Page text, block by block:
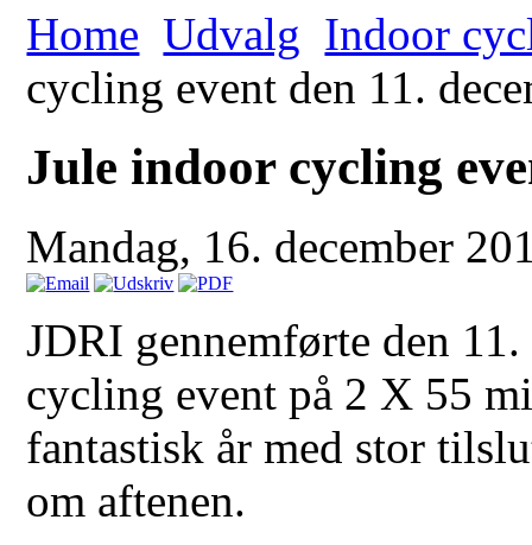
Home Udvalg Indoor
cycling event den 11.
Jule indoor cycling
Mandag, 16. december
JDRI gennemførte den
cycling event på 2 X 55
fantastisk år med stor
om aftenen.